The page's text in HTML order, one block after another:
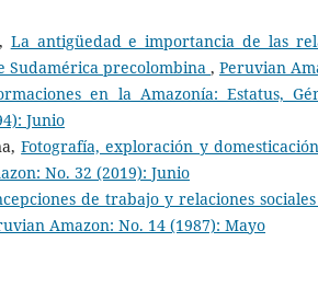
La antigüedad e importancia de las
Sudamérica precolombina , Peruvian
en la Amazonía: Estatus,
Junio
Fotografía, exploración y
No. 32 (2019): Junio
de trabajo y relaciones
Amazon: No. 14 (1987): Mayo